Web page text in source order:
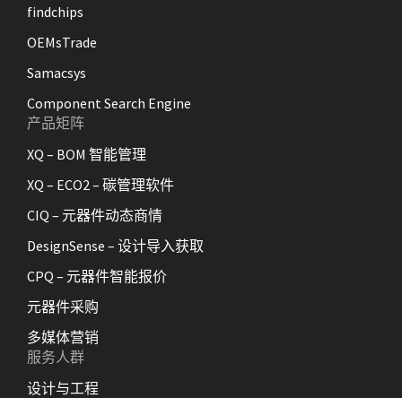
findchips
OEMsTrade
Samacsys
Component Search Engine
产品矩阵
XQ – BOM 智能管理
XQ – ECO2 – 碳管理软件
CIQ – 元器件动态商情
DesignSense – 设计导入获取
CPQ – 元器件智能报价
元器件采购
多媒体营销
服务人群
设计与工程